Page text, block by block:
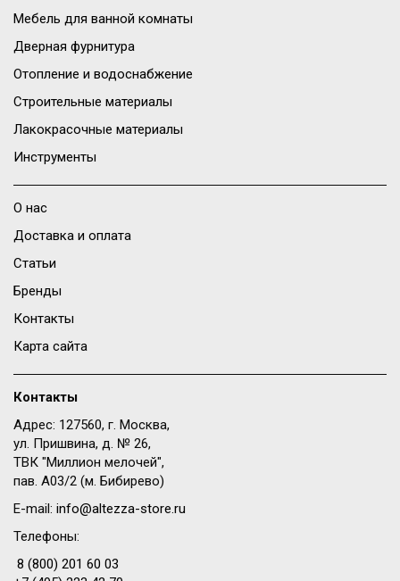
Мебель для ванной комнаты
Дверная фурнитура
Отопление и водоснабжение
Строительные материалы
Лакокрасочные материалы
Инструменты
О нас
Доставка и оплата
Статьи
Бренды
Контакты
Карта сайта
Контакты
Адрес: 127560, г. Москва,
ул. Пришвина, д. № 26,
ТВК "Миллион мелочей",
пав. A03/2 (м. Бибирево)
E-mail: info@altezza-store.ru
Телефоны:
8 (800) 201 60 03